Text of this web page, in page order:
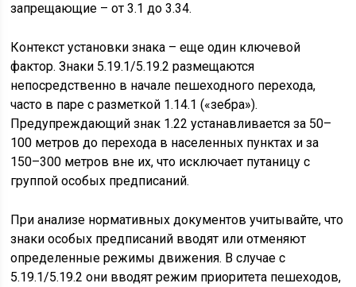
запрещающие – от 3.1 до 3.34.
Контекст установки знака – еще один ключевой
фактор. Знаки 5.19.1/5.19.2 размещаются
непосредственно в начале пешеходного перехода,
часто в паре с разметкой 1.14.1 («зебра»).
Предупреждающий знак 1.22 устанавливается за 50–
100 метров до перехода в населенных пунктах и за
150–300 метров вне их, что исключает путаницу с
группой особых предписаний.
При анализе нормативных документов учитывайте, что
знаки особых предписаний вводят или отменяют
определенные режимы движения. В случае с
5.19.1/5.19.2 они вводят режим приоритета пешеходов,